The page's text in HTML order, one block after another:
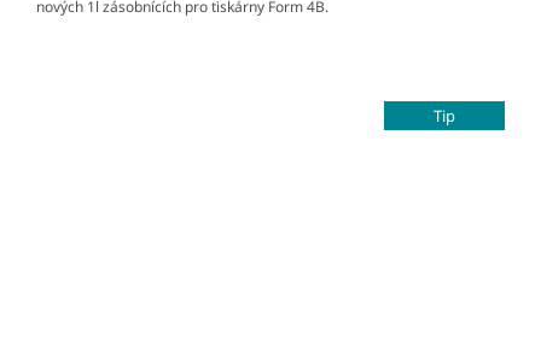
nových 1l zásobnících pro tiskárny Form 4B.
Tip